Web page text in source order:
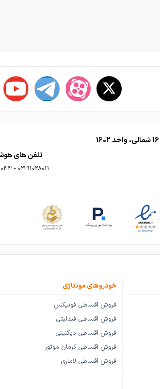
تلفن های
02191028011
-
خودروهای مونتاژی
فروش اقساطی فونیکس
فروش اقساطی فیدلیتی
فروش اقساطی دیگنیتی
فروش اقساطی کرمان موتور
فروش اقساطی لاماری